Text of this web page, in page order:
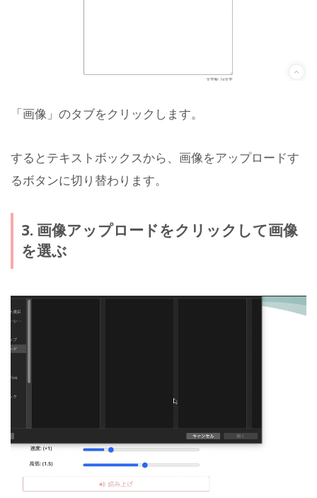
「画像」のタブをクリックします。
するとテキストボックスから、画像をアップロードす
るボタンに切り替わります。
3. 画像アップロードをクリックして画像
を選ぶ